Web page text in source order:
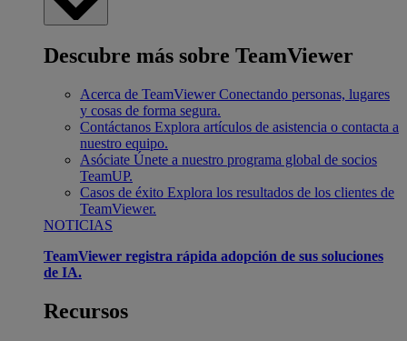
Descubre más sobre TeamViewer
Acerca de TeamViewer Conectando personas, lugares
y cosas de forma segura.
Contáctanos Explora artículos de asistencia o contacta a
nuestro equipo.
Asóciate Únete a nuestro programa global de socios
TeamUP.
Casos de éxito Explora los resultados de los clientes de
TeamViewer.
NOTICIAS
TeamViewer registra rápida adopción de sus soluciones
de IA.
Recursos